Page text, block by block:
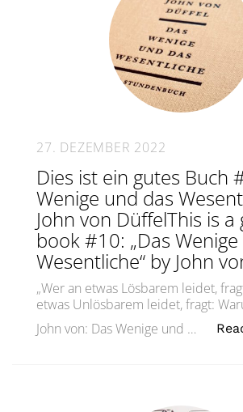
27. DEZEMBER 2022
Dies ist ein gutes Buch
Wenige und das
John von DüffelThis is a
book #10: „Das
Wesentliche“ by John
„Wer an etwas Lösbarem leidet,
etwas Unlösbarem leidet, fragt:
John von: Das Wenige und …